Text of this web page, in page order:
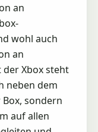
an
wohl auch
an
der Xbox steht
neben dem
sondern
auf allen